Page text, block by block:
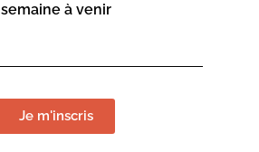
semaine à venir
Je m'inscris